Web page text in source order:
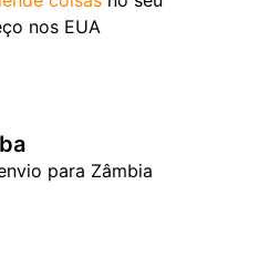
nos EUA
para Zâmbia